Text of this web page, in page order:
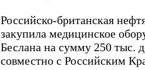
Российско-британская
закупила медицинское
Беслана на сумму 250 тыс.
совместно с Российским